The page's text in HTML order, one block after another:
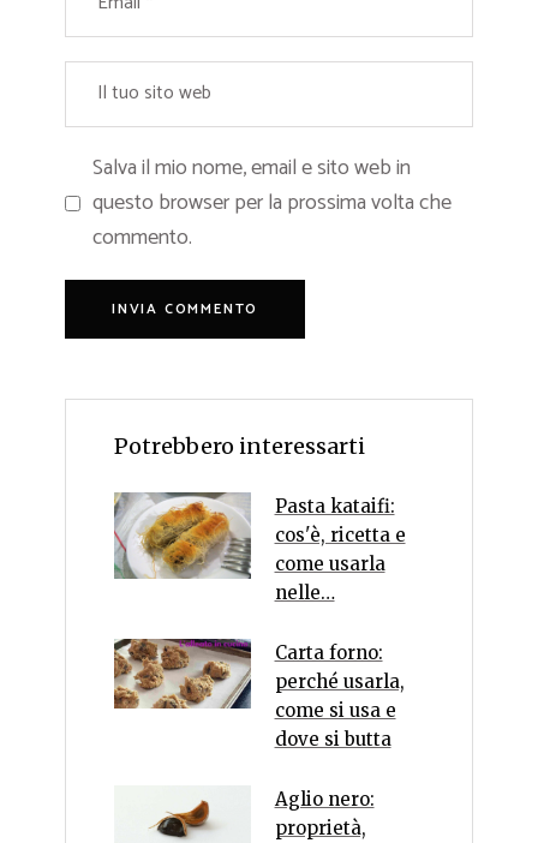
Salva il mio nome, email e sito web in
questo browser per la prossima volta che
commento.
Potrebbero interessarti
Pasta kataifi:
cos'è, ricetta e
come usarla
nelle…
Carta forno:
perché usarla,
come si usa e
dove si butta
Aglio nero:
proprietà,